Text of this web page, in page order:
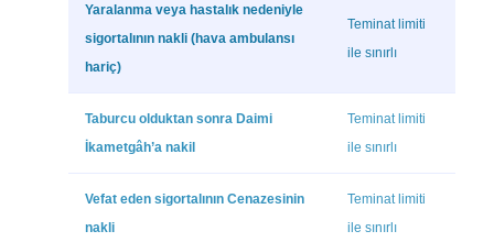
Yaralanma veya hastalık nedeniyle
sigortalının nakli (hava ambulansı
hariç)
Teminat limiti
ile sınırlı
Taburcu olduktan sonra Daimi
İkametgâh’a nakil
Teminat limiti
ile sınırlı
Vefat eden sigortalının Cenazesinin
nakli
Teminat limiti
ile sınırlı